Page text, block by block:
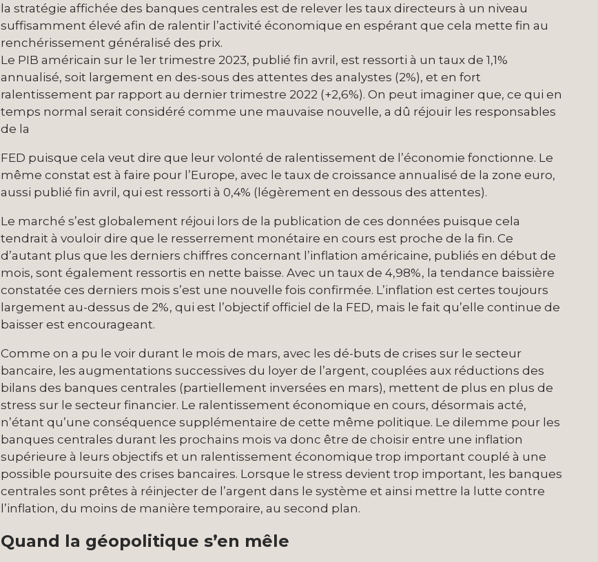
la stratégie affichée des banques centrales est de relever les taux directeurs à un niveau
suffisamment élevé afin de ralentir l’activité économique en espérant que cela mette fin au
renchérissement généralisé des prix.
Le PIB américain sur le 1er trimestre 2023, publié fin avril, est ressorti à un taux de 1,1%
annualisé, soit largement en des-sous des attentes des analystes (2%), et en fort
ralentissement par rapport au dernier trimestre 2022 (+2,6%). On peut imaginer que, ce qui en
temps normal serait considéré comme une mauvaise nouvelle, a dû réjouir les responsables
de la
FED puisque cela veut dire que leur volonté de ralentissement de l’économie fonctionne. Le
même constat est à faire pour l’Europe, avec le taux de croissance annualisé de la zone euro,
aussi publié fin avril, qui est ressorti à 0,4% (légèrement en dessous des attentes).
Le marché s’est globalement réjoui lors de la publication de ces données puisque cela
tendrait à vouloir dire que le resserrement monétaire en cours est proche de la fin. Ce
d’autant plus que les derniers chiffres concernant l’inflation américaine, publiés en début de
mois, sont également ressortis en nette baisse. Avec un taux de 4,98%, la tendance baissière
constatée ces derniers mois s’est une nouvelle fois confirmée. L’inflation est certes toujours
largement au-dessus de 2%, qui est l’objectif officiel de la FED, mais le fait qu’elle continue de
baisser est encourageant.
Comme on a pu le voir durant le mois de mars, avec les dé-buts de crises sur le secteur
bancaire, les augmentations successives du loyer de l’argent, couplées aux réductions des
bilans des banques centrales (partiellement inversées en mars), mettent de plus en plus de
stress sur le secteur financier. Le ralentissement économique en cours, désormais acté,
n’étant qu’une conséquence supplémentaire de cette même politique. Le dilemme pour les
banques centrales durant les prochains mois va donc être de choisir entre une inflation
supérieure à leurs objectifs et un ralentissement économique trop important couplé à une
possible poursuite des crises bancaires. Lorsque le stress devient trop important, les banques
centrales sont prêtes à réinjecter de l’argent dans le système et ainsi mettre la lutte contre
l’inflation, du moins de manière temporaire, au second plan.
Quand la géopolitique s’en mêle